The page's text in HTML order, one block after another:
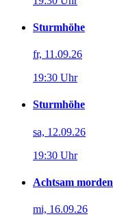
Sturmhöhe
fr, 11.09.26
19:30 Uhr
Sturmhöhe
sa, 12.09.26
19:30 Uhr
Achtsam morden
mi, 16.09.26